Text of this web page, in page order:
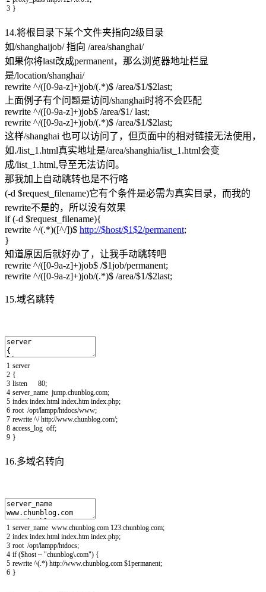
3 }
14.将根目录下某个文件夹指向2级目录
如/shanghaijob/ 指向 /area/shanghai/
如果你将last改成permanent，那么浏览器地址栏显
是/location/shanghai/
rewrite ^/([0-9a-z]+)job/(.*)$ /area/$1/$2last;
上面例子有个问题是访问/shanghai时将不会匹配
rewrite ^/([0-9a-z]+)job$ /area/$1/ last;
rewrite ^/([0-9a-z]+)job/(.*)$ /area/$1/$2last;
这样/shanghai 也可以访问了，但页面中的相对链接无法使用，
如./list_1.html真实地址是/area/shanghia/list_1.html会变
成/list_1.html,导至无法访问。
那我加上自动跳转也是不行咯
(-d $request_filename)它有个条件是必需为真实目录，而我的
rewrite不是的，所以没有效果
if (-d $request_filename){
rewrite ^/(.*)([^/])$ http://$host/$1$2/permanent;
}
知道原因后就好办了，让我手动跳转吧
rewrite ^/([0-9a-z]+)job$ /$1job/permanent;
rewrite ^/([0-9a-z]+)job/(.*)$ /area/$1/$2last;
15.域名跳转
1
2
3
4
5
6
7
8
9
server
{
listen
80;
server_name jump.chunblog.com;
index index.html index.htm index.php;
root /opt/lampp/htdocs/www;
rewrite ^/ http://www.chunblog.com/;
access_log off;
}
16.多域名转向
1
2
3
4
5
6
server_name www.chunblog.com 123.chunblog.com;
index index.html index.htm index.php;
root /opt/lampp/htdocs;
if ($host ~ "chunblog\.com") {
rewrite ^(.*) http://www.chunblog.com $1permanent;
}